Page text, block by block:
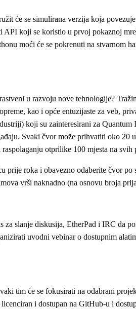
će se simulirana verzija koja
API koji se koristio u prvoj pokaznoj
moći će se pokrenuti na stvarnom
u razvoju nove tehnologije?
kao i opće entuzijaste za veb,
koji su zainteresirani za Quantum
Svaki čvor može prihvatiti oko 20
otprilike 100 mjesta na svih
prije roka i obavezno odaberite čvor po
vrši naknadno (na osnovu broja
za slanje diskusija, EtherPad i IRC da
uvodni vebinar o dostupnim
tim će se fokusirati na odabrani
i dostupan na GitHub-u i